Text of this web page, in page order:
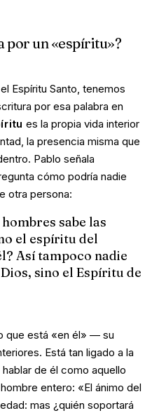
por un «espíritu»?
Espíritu Santo, tenemos
por esa palabra en
es la propia vida interior
la presencia misma que
Pablo señala
cómo podría nadie
otra persona:
sabe las
el espíritu del
Así tampoco nadie
sino el Espíritu de
que está «en él» — su
Está tan ligado a la
de él como aquello
entero: «El ánimo del
mas ¿quién soportará